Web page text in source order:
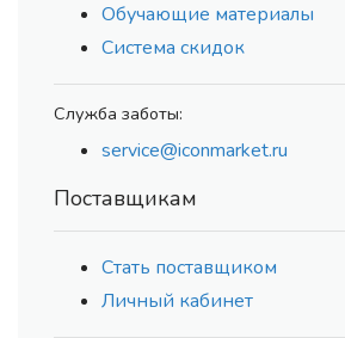
Обучающие материалы
Система скидок
Служба заботы:
service@iconmarket.ru
Поставщикам
Стать поставщиком
Личный кабинет